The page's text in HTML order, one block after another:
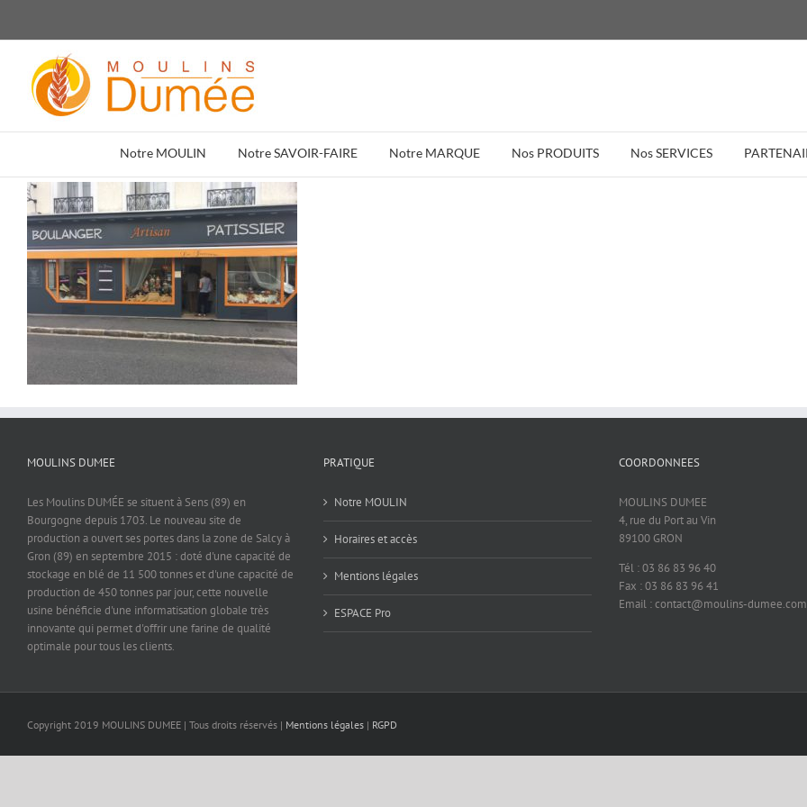
contenu
Notre MOULIN Notre SAVOIR-FAIRE Notre MARQUE Nos PRODUITS Nos SERVICES
MOULINS DUMEE
Les Moulins DUMÉE se situent à Sens (89) en
Bourgogne depuis 1703. Le nouveau site de
production a ouvert ses portes dans la zone de Salcy à
Gron (89) en septembre 2015 : doté d'une capacité de
stockage en blé de 11 500 tonnes et d'une capacité de
production de 450 tonnes par jour, cette nouvelle
usine bénéficie d'une informatisation globale très
innovante qui permet d'offrir une farine de qualité
optimale pour tous les clients.
PRATIQUE
Notre MOULIN
Horaires et accès
Mentions légales
ESPACE Pro
COORDONNEES
MOULINS DUMEE
4, rue du Port au Vin
89100 GRON
Tél : 03 86 83 96 40
Fax : 03 86 83 96 41
Email : contact@moulins-dumee.com
Copyright 2019 MOULINS DUMEE | Tous droits réservés | Mentions légales | RGPD